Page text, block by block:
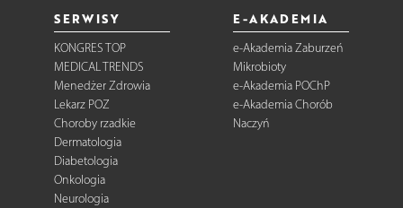
SERWISY
KONGRES TOP
MEDICAL TRENDS
Menedżer Zdrowia
Lekarz POZ
Choroby rzadkie
Dermatologia
Diabetologia
Onkologia
Neurologia
E-AKADEMIA
e-Akademia Zaburzeń
Mikrobioty
e-Akademia POChP
e-Akademia Chorób
Naczyń